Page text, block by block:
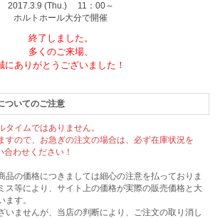
2017.3.9 (Thu.) 11：00～
ホルトホール大分で開催
終了しました。
多くのご来場、
にありがとうございました！
ついてのご注意
イムではありません。
すので、お急ぎの注文の場合は、必ず在庫状況を
わせください！
品の価格につきましては細心の注意を払っておりま
ス等により、サイト上の価格が実際の販売価格と大
す。
いませんが、当店の判断により、ご注文の取り消し